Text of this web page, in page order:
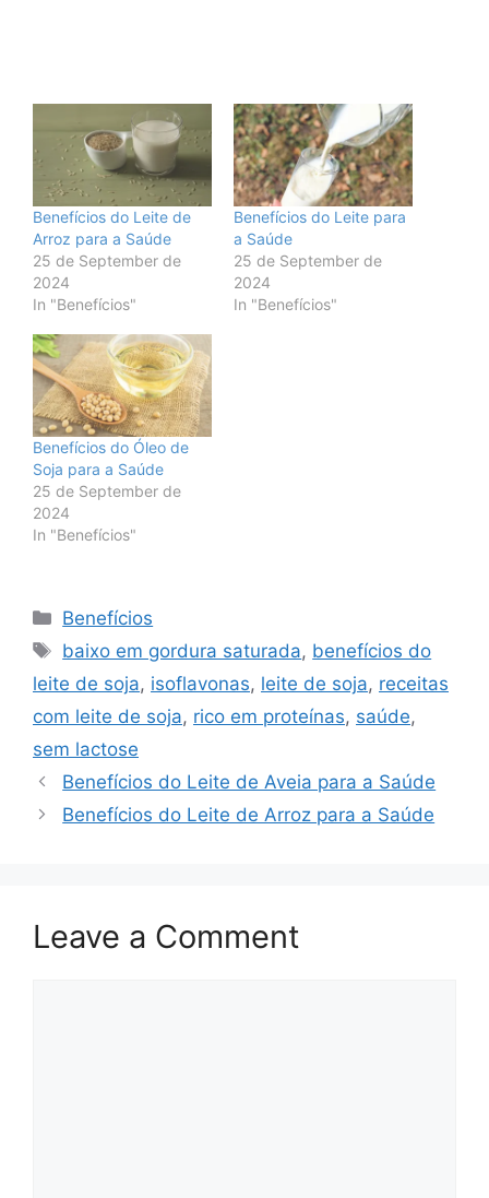
Benefícios do Leite de
Arroz para a Saúde
25 de September de
2024
In "Benefícios"
Benefícios do Leite para
a Saúde
25 de September de
2024
In "Benefícios"
Benefícios do Óleo de
Soja para a Saúde
25 de September de
2024
In "Benefícios"
Categories
Benefícios
Tags
baixo em gordura saturada, benefícios do
leite de soja, isoflavonas, leite de soja, receitas
com leite de soja, rico em proteínas, saúde,
sem lactose
Benefícios do Leite de Aveia para a Saúde
Benefícios do Leite de Arroz para a Saúde
Leave a Comment